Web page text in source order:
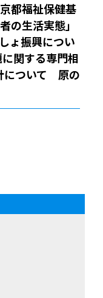
都福祉保健基
の生活実態」
ょ振興につい
関する専門相
について 原の